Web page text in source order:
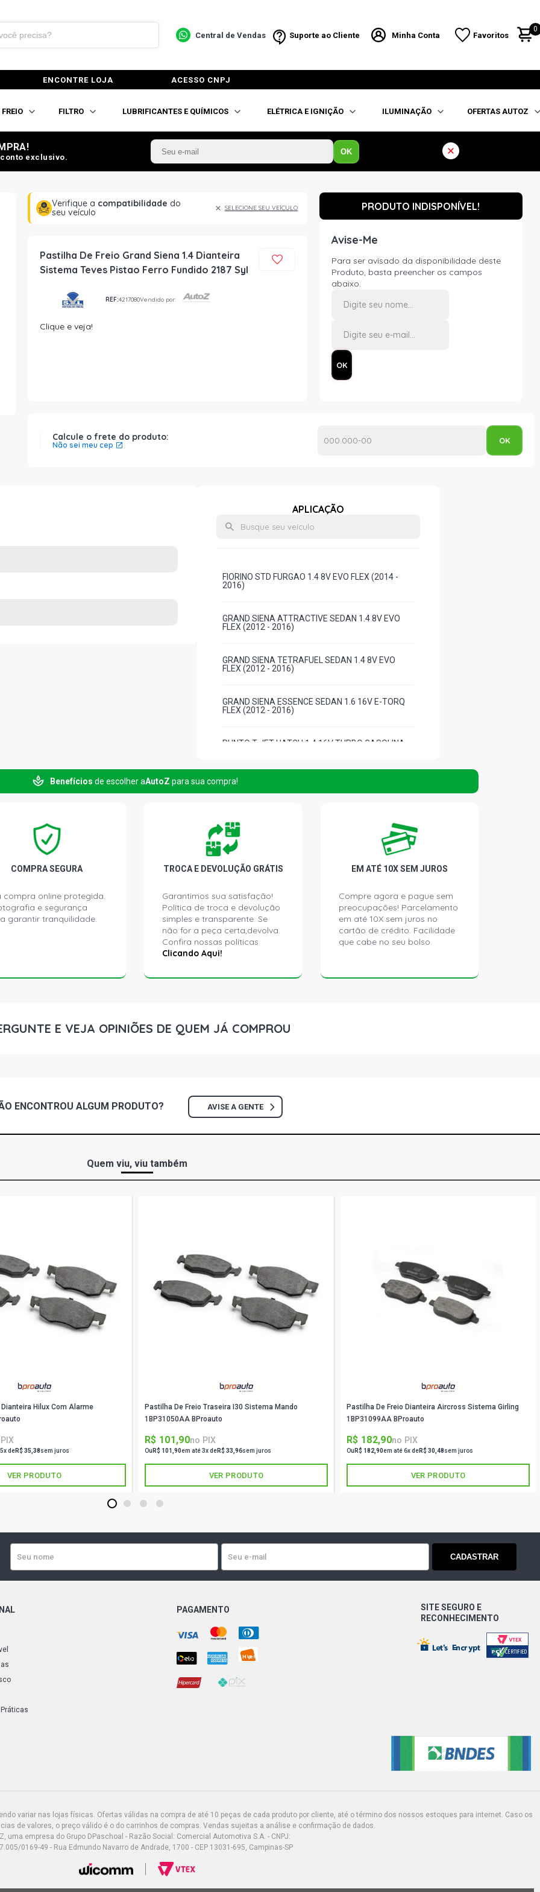
Central de Vendas Suporte ao Cliente Minha Conta Favoritos
0
ENCONTRE LOJA ACESSO CNPJ
FREIO FILTRO LUBRIFICANTES E QUÍMICOS ELÉTRICA E IGNIÇÃO ILUMINAÇÃO OFERTAS AUTOZ
exclusivo.
OK
Verifique a compatibilidade do
seu veículo
SELECIONE SEU VEÍCULO
Pastilha De Freio Grand Siena 1.4 Dianteira
Sistema Teves Pistao Ferro Fundido 2187 Syl
REF:4217080Vendido por:
Clique e veja!
PRODUTO INDISPONÍVEL!
Avise-Me
Para ser avisado da disponibilidade deste
Produto, basta preencher os campos
abaixo.
Calcule o frete do produto:
Não sei meu cep
APLICAÇÃO
FIORINO STD FURGAO 1.4 8V EVO FLEX (2014 -
2016)
GRAND SIENA ATTRACTIVE SEDAN 1.4 8V EVO
FLEX (2012 - 2016)
GRAND SIENA TETRAFUEL SEDAN 1.4 8V EVO
FLEX (2012 - 2016)
GRAND SIENA ESSENCE SEDAN 1.6 16V E-TORQ
FLEX (2012 - 2016)
PUNTO T-JET HATCH 1.4 16V TURBO GASOLINA
PUNTO STD HATCH 1.4 8V FIRE FLEX (2012 - 2011)
(2012 - 2016)
PUNTO ESSENCE HATCH 1.6 16V E-TORQ FLEX
(2012 - 2016)
PUNTO ESSENCE HATCH 1.8 16V E-TORQ FLEX
(2012 - 2013)
PUNTO SPORTING HATCH 1.8 16V E-TORQ FLEX
(2012 - 2010)
STRADA TREKKING PICKUP 1.6 16V E-TORQ FLEX
(2013 - 2016)
CRONOS DRIVE SEDAN 1.3 8V FIREFLY L4 FLEX
(2018 - 2021)
CRONOS DRIVE GSR SEDAN 1.3 8V FIREFLY L4
FLEX (2018 - 2021)
FIORINO ENDURANCE FURGAO 1.4 8V EVO FLEX
FIORINO WORKING FURGAO 1.4 8V EVO FLEX (2021
Benefícios de escolher aAutoZ para sua compra!
COMPRA SEGURA
compra online protegida.
e segurança
garantir tranquilidade.
TROCA E DEVOLUÇÃO GRÁTIS
Garantimos sua satisfação!
Política de troca e devolução
simples e transparente. Se
não for a peça certa,devolva.
Confira nossas políticas
Clicando Aqui!
EM ATÉ 10X SEM JUROS
Compre agora e pague sem
preocupações! Parcelamento
em até 10X sem juros no
cartão de crédito. Facilidade
que cabe no seu bolso.
E VEJA OPINIÕES DE QUEM JÁ COMPROU
ENCONTROU ALGUM PRODUTO? AVISE A GENTE
Quem viu, viu também
Hilux Com Alarme
deR$ 35,38sem juros
VER PRODUTO
Pastilha De Freio Traseira I30 Sistema Mando
1BP31050AA BProauto
R$ 101,90no PIX
Ou R$ 101,90em até 3x deR$ 33,96sem juros
VER PRODUTO
Pastilha De Freio Dianteira Aircross Sistema Girling
1BP31099AA BProauto
R$ 182,90no PIX
Ou R$ 182,90em até 6x deR$ 30,48sem juros
VER PRODUTO
1 2 3 4
CADASTRAR
PAGAMENTO
SITE SEGURO E
RECONHECIMENTO
variar nas lojas físicas. Ofertas válidas na compra de até 10 peças de cada produto por cliente, até o término dos nossos estoques para internet. Caso os
de valores, o preço válido é o do carrinhos de compras. Vendas sujeitas a análise e confirmação de dados.
uma empresa do Grupo DPaschoal - Razão Social: Comercial Automotiva S.A. - CNPJ:
0169-49 - Rua Edmundo Navarro de Andrade, 1700 - CEP 13031-695, Campinas-SP